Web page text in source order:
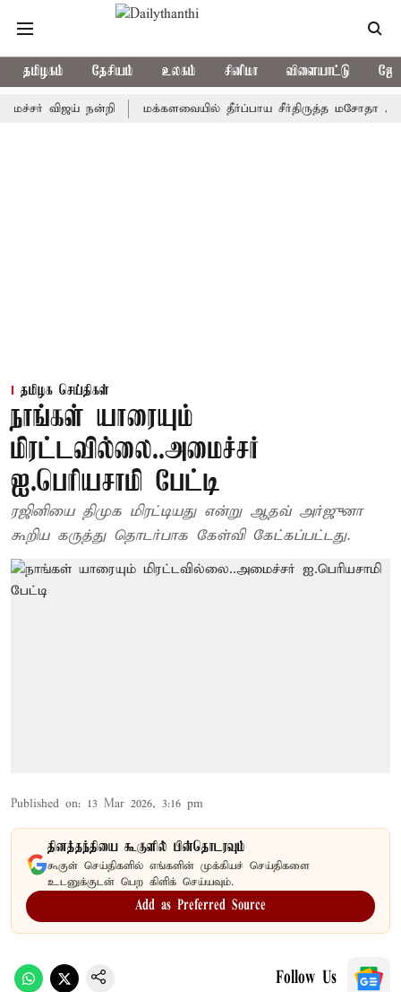
தமிழகம் தேசியம் உலகம் சினிமா விளையாட்டு
விஜய் நன்றி மக்களவையில் தீர்ப்பாய சீர்திருத்த மசோதா அறிமுகம்
தமிழக செய்திகள்
நாங்கள் யாரையும்
மிரட்டவில்லை..அமைச்சர்
ஐ.பெரியசாமி பேட்டி
ரஜினியை திமுக மிரட்டியது என்று ஆதவ் அர்ஜுனா
கூறிய கருத்து தொடர்பாக கேள்வி கேட்கப்பட்டது.
Published on: 13 Mar 2026, 3:16 pm
தினத்தந்தியை கூகுளில் பின்தொடரவும்
கூகுள் செய்திகளில் எங்களின் முக்கியச் செய்திகளை
உடனுக்குடன் பெற கிளிக் செய்யவும்.
Add as Preferred Source
Follow Us